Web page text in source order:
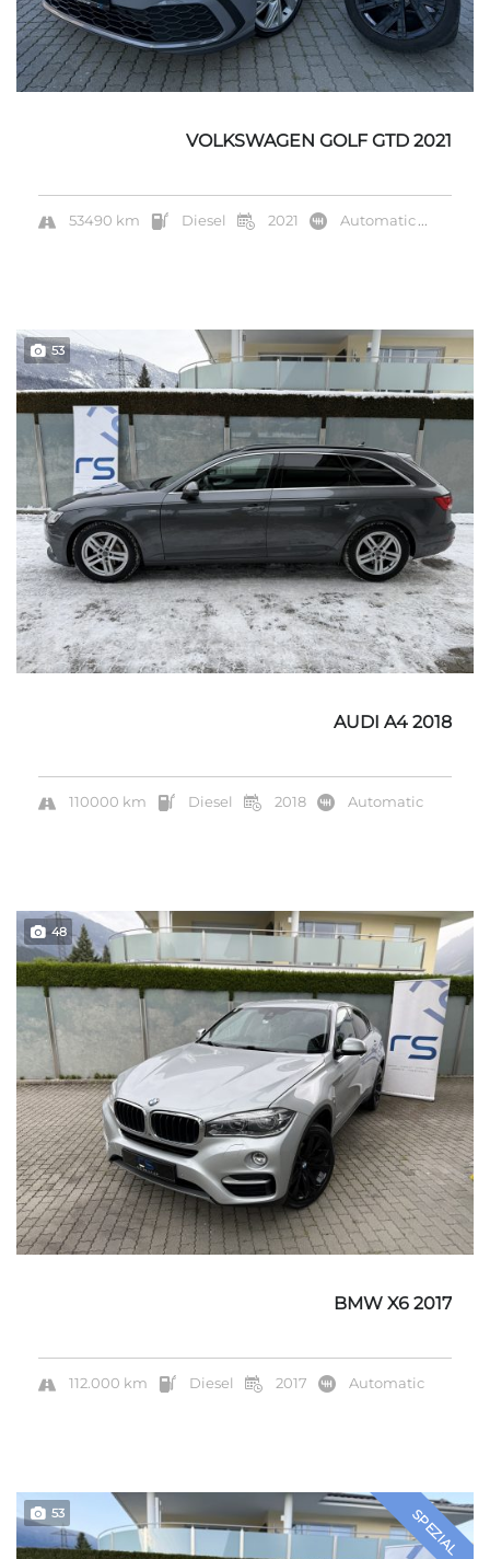
VOLKSWAGEN GOLF GTD 2021
53490 km Diesel 2021 Automatic...
53
AUDI A4 2018
110000 km Diesel 2018 Automatic
48
BMW X6 2017
112.000 km Diesel 2017 Automatic
SPEZIAL
53